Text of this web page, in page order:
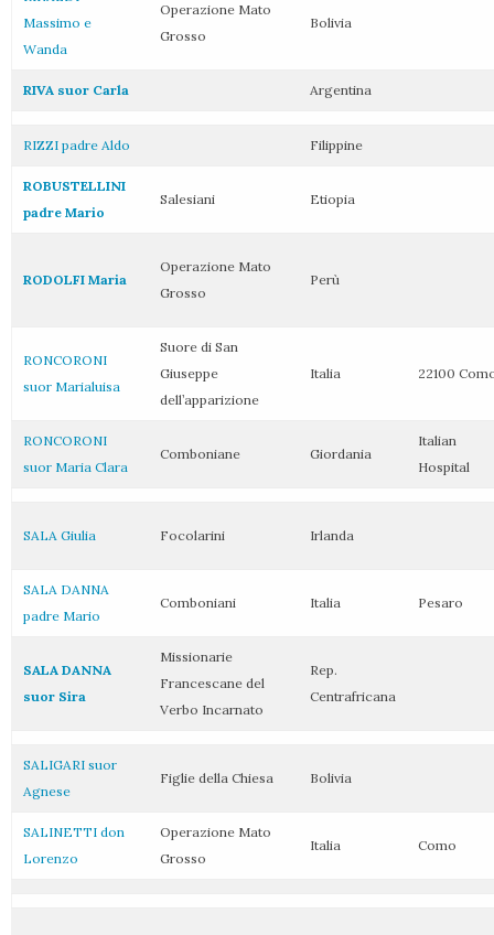
Massimo e
Wanda
Operazione Mato
Grosso
Bolivia
RIVA suor Carla Argentina
RIZZI padre Aldo Filippine
ROBUSTELLINI
padre Mario
Salesiani Etiopia
RODOLFI Maria
Operazione Mato
Grosso
Perù
RONCORONI
suor Marialuisa
Suore di San
Giuseppe
dell’apparizione
Italia 22100
RONCORONI
suor Maria Clara
Comboniane Giordania
Italian
Hospital
SALA Giulia Focolarini Irlanda
SALA DANNA
padre Mario
Comboniani Italia Pesaro
SALA DANNA
suor Sira
Missionarie
Francescane del
Verbo Incarnato
Rep.
Centrafricana
SALIGARI suor
Agnese
Figlie della Chiesa Bolivia
SALINETTI don
Lorenzo
Operazione Mato
Grosso
Italia Como